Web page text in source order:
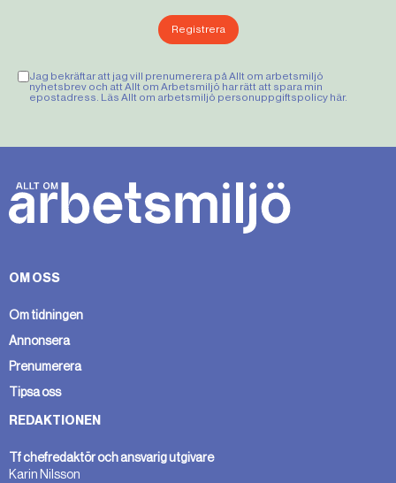
Registrera
Jag bekräftar att jag vill prenumerera på Allt om arbetsmiljö
nyhetsbrev och att Allt om Arbetsmiljö har rätt att spara min
epostadress. Läs Allt om arbetsmiljö personuppgiftspolicy här.
OM OSS
Om tidningen
Annonsera
Prenumerera
Tipsa oss
REDAKTIONEN
Tf chefredaktör och ansvarig utgivare
Karin Nilsson